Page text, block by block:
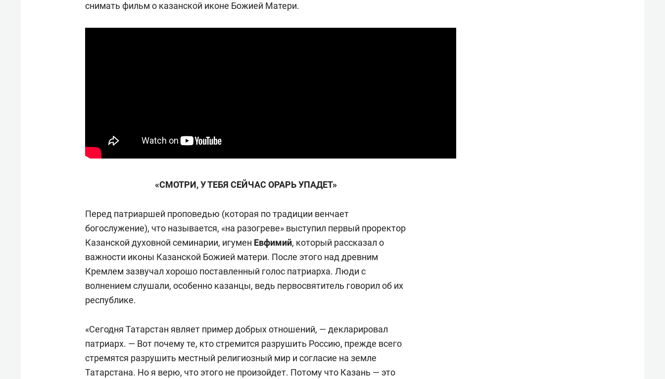
снимать фильм о казанской иконе Божией Матери.
«СМОТРИ, У ТЕБЯ СЕЙЧАС ОРАРЬ УПАДЕТ»
Перед патриаршей проповедью (которая по традиции венчает
богослужение), что называется, «на разогреве» выступил первый проректор
Казанской духовной семинарии, игумен Евфимий, который рассказал о
важности иконы Казанской Божией матери. После этого над древним
Кремлем зазвучал хорошо поставленный голос патриарха. Люди с
волнением слушали, особенно казанцы, ведь первосвятитель говорил об их
республике.
«Сегодня Татарстан являет пример добрых отношений, — декларировал
патриарх. — Вот почему те, кто стремится разрушить Россию, прежде всего
стремятся разрушить местный религиозный мир и согласие на земле
Татарстана. Но я верю, что этого не произойдет. Потому что Казань — это